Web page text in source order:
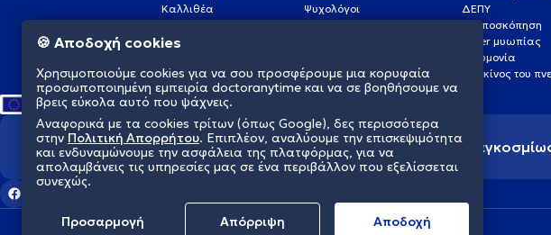
Καλλιθέα
Πάτρα
Γλυφάδα
Νέα Σμύρνη
Ψυχολόγοι
Οφθαλμίατροι
Καρδιολόγοι
ΔΕΠΥ
Κολποσκόπηση
Laser μυωπίας
Πνευμονία
Καρκίνος του
Διαμορφώνουμε το μέλλον της υγείας
🍪 Αποδοχή cookies
Χρησιμοποιούμε cookies για να σου προσφέρουμε μια κορυφαία
προσωποποιημένη εμπειρία doctoranytime και να σε βοηθήσουμε να
βρεις εύκολα αυτό που ψάχνεις.
Αναφορικά με τα cookies τρίτων (όπως Google), δες περισσότερα
στην Πολιτική Απορρήτου. Επιπλέον, αναλύουμε την επισκεψιμότητα
και ενδυναμώνουμε την ασφάλεια της πλατφόρμας, για να
απολαμβάνεις τις υπηρεσίες μας σε ένα περιβάλλον που εξελίσσεται
συνεχώς.
Προσαρμογή Απόρριψη Aποδοχή